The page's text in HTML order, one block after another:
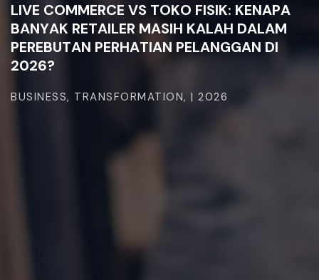
LIVE COMMERCE VS TOKO FISIK: KENAPA
BANYAK RETAILER MASIH KALAH DALAM
PEREBUTAN PERHATIAN PELANGGAN DI
2026?
BUSINESS, TRANSFORMATION, | 2026